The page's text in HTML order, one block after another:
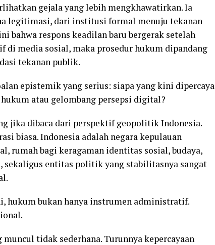
gejala yang lebih mengkhawatirkan. Ia
legitimasi, dari institusi formal menuju tekanan
bahwa respons keadilan baru bergerak setelah
di media sosial, maka prosedur hukum dipandang
tekanan publik.
epistemik yang serius: siapa yang kini dipercaya
atau gelombang persepsi digital?
jika dibaca dari perspektif geopolitik Indonesia.
biasa. Indonesia adalah negara kepulauan
rumah bagi keragaman identitas sosial, budaya,
sekaligus entitas politik yang stabilitasnya sangat
bukan hanya instrumen administratif.
tidak sederhana. Turunnya kepercayaan